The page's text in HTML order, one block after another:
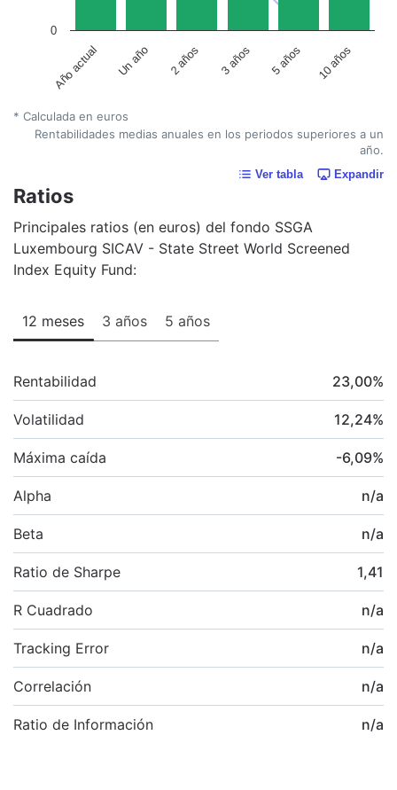
Año actual Un año 2 años 3 años 5 años 10 años
0
* Calculada en euros
Rentabilidades medias anuales en los periodos superiores a un
año.
Ver tabla Expandir
Ratios
Principales ratios (en euros) del fondo SSGA
Luxembourg SICAV - State Street World Screened
Index Equity Fund:
12 meses 3 años 5 años
Rentabilidad 23,00%
Volatilidad 12,24%
Máxima caída -6,09%
Alpha n/a
Beta n/a
Ratio de Sharpe 1,41
R Cuadrado n/a
Tracking Error n/a
Correlación n/a
Ratio de Información n/a